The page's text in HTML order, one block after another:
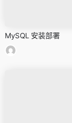
MySQL 安装部署